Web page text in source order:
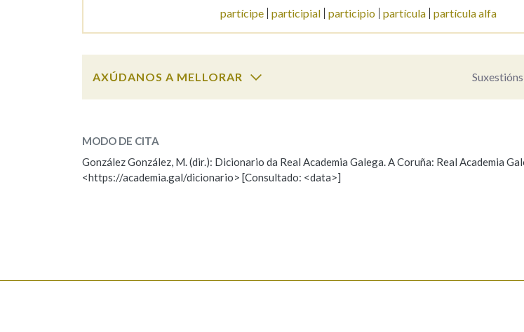
partícipe participial participio partícula partícula alfa
AXÚDANOS A MELLORAR
ESCOLLE UNHA OPCIÓN:
Observación Hai un erro na palabra Propoño mellorar a definición
MODO DE CITA
González González, M. (dir.): Dicionario da Real Academia Galega. A Coruña: Real Academia
<https://academia.gal/dicionario> [Consultado: <data>]